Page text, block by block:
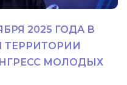
2025 ГОДА В
ТЕРРИТОРИИ
МОЛОДЫХ